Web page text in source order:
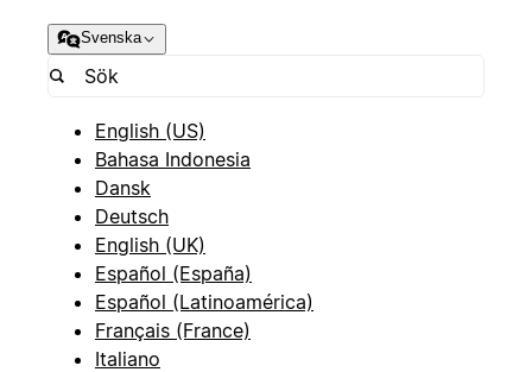
Svenska
English (US)
Bahasa Indonesia
Dansk
Deutsch
English (UK)
Español (España)
Español (Latinoamérica)
Français (France)
Italiano